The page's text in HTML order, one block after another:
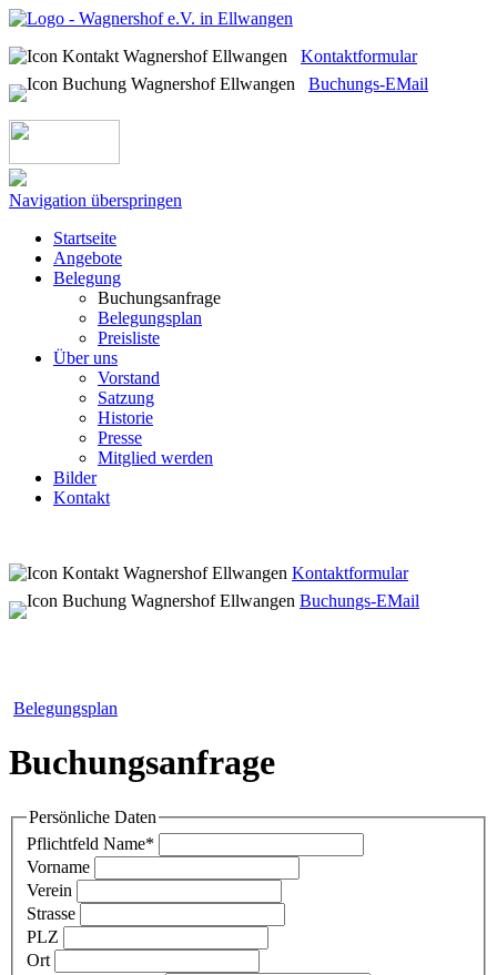
Kontaktformular
Buchungs-EMail
Navigation überspringen
Startseite
Angebote
Belegung
Buchungsanfrage
Belegungsplan
Preisliste
Über uns
Vorstand
Satzung
Historie
Presse
Mitglied werden
Bilder
Kontakt
Kontaktformular
Buchungs-EMail
Belegungsplan
Buchungsanfrage
Persönliche Daten
Pflichtfeld Name*
Vorname
Verein
Strasse
PLZ
Ort